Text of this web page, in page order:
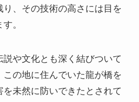
り、その技術の高さには目を
。
や文化とも深く結びついて
の地に住んでいた龍が橋を
未然に防いできたとされて